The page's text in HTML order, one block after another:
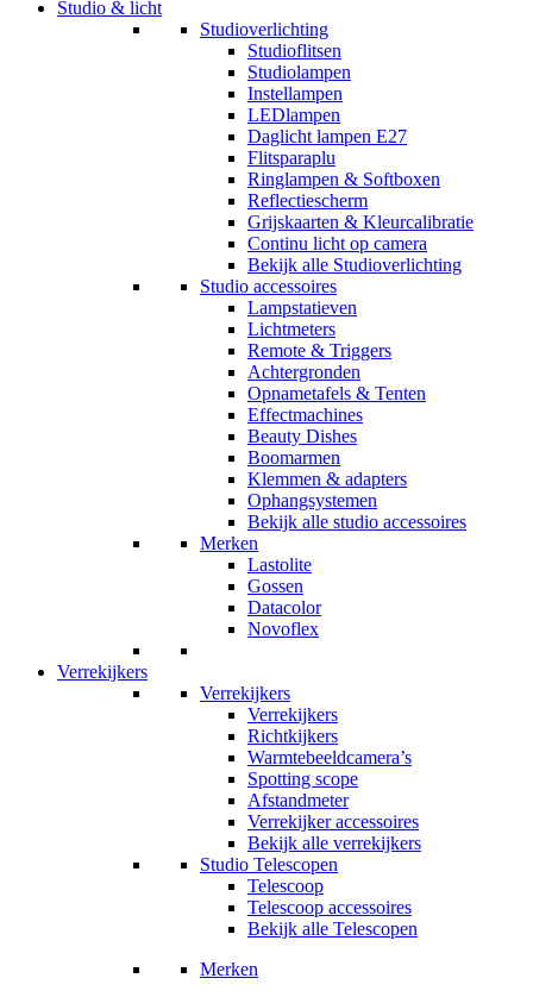
Studio & licht
Studioverlichting
Studioflitsen
Studiolampen
Instellampen
LEDlampen
Daglicht lampen E27
Flitsparaplu
Ringlampen & Softboxen
Reflectiescherm
Grijskaarten & Kleurcalibratie
Continu licht op camera
Bekijk alle Studioverlichting
Studio accessoires
Lampstatieven
Lichtmeters
Remote & Triggers
Achtergronden
Opnametafels & Tenten
Effectmachines
Beauty Dishes
Boomarmen
Klemmen & adapters
Ophangsystemen
Bekijk alle studio accessoires
Merken
Lastolite
Gossen
Datacolor
Novoflex
Verrekijkers
Verrekijkers
Verrekijkers
Richtkijkers
Warmtebeeldcamera’s
Spotting scope
Afstandmeter
Verrekijker accessoires
Bekijk alle verrekijkers
Studio Telescopen
Telescoop
Telescoop accessoires
Bekijk alle Telescopen
Merken